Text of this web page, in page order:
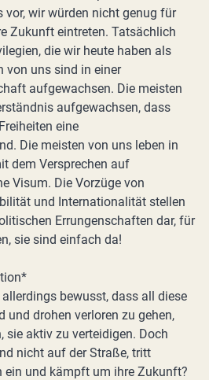
vor, wir würden nicht genug für
Zukunft eintreten. Tatsächlich
die wir heute haben als
von uns sind in einer
aufgewachsen. Die meisten
aufgewachsen, dass
eine
Die meisten von uns leben in
dem Versprechen auf
Visum. Die Vorzüge von
und Internationalität stellen
Errungenschaften dar, für
sie sind einfach da!
bewusst, dass all diese
und drohen verloren zu gehen,
sie aktiv zu verteidigen. Doch
nicht auf der Straße, tritt
ein und kämpft um ihre Zukunft?